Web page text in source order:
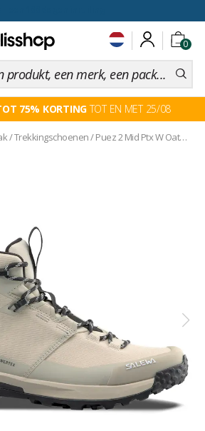
0
75% KORTINGTOT EN MET 25/08
/Trekkingschoenen/Puez 2 Mid Ptx W Oatmeal Oatmeal